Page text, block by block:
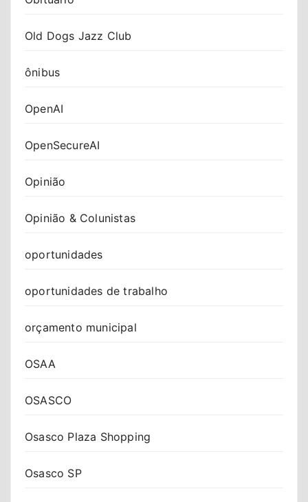
Old Dogs Jazz Club
ônibus
OpenAI
OpenSecureAI
Opinião
Opinião & Colunistas
oportunidades
oportunidades de trabalho
orçamento municipal
OSAA
OSASCO
Osasco Plaza Shopping
Osasco SP